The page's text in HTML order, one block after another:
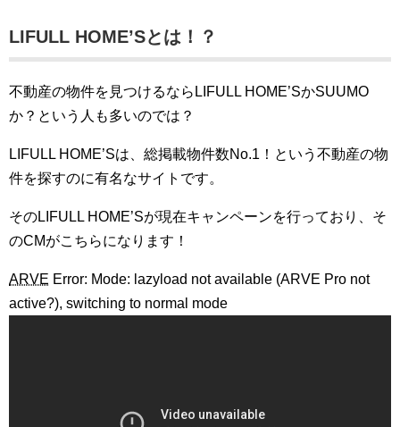
LIFULL HOME’Sとは！？
不動産の物件を見つけるならLIFULL HOME’SかSUUMO
か？という人も多いのでは？
LIFULL HOME’Sは、総掲載物件数No.1！という不動産の物
件を探すのに有名なサイトです。
そのLIFULL HOME’Sが現在キャンペーンを行っており、そ
のCMがこちらになります！
ARVE Error: Mode: lazyload not available (ARVE Pro not
active?), switching to normal mode